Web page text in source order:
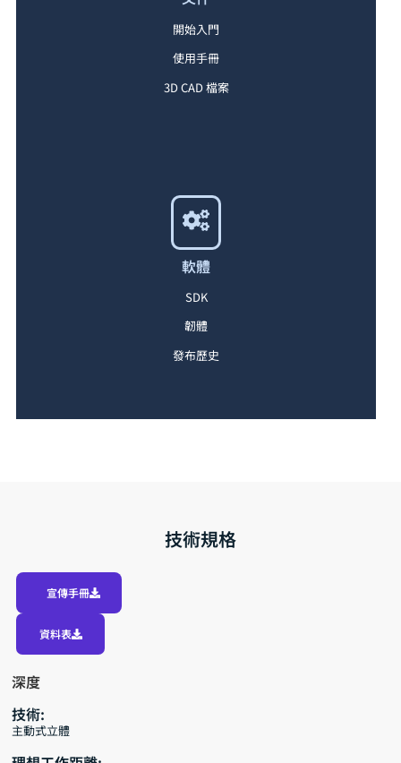
開始入門
使用手冊
3D CAD 檔案
軟體
SDK
韌體
發布歷史
技術規格
宣傳手冊
資料表
深度
技術:
主動式立體